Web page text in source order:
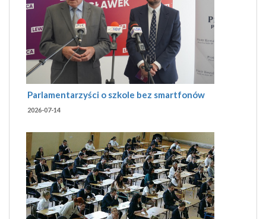
Parlamentarzyści o szkole bez smartfonów
2026-07-14